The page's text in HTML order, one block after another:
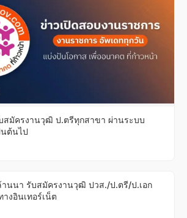
สมัครงานวุฒิ ป.ตรีทุกสาขา ผ่านระบบ
ต้นไป
นนา รับสมัครงานวุฒิ ปวส./ป.ตรี/ป.เอก
งอินเทอร์เน็ต